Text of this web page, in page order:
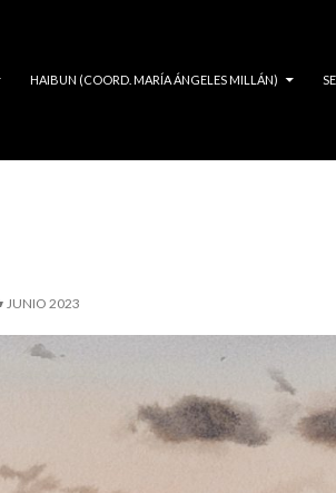
HAIBUN (COORD. MARÍA ÁNGELES MILLÁN)
JUNIO 2023